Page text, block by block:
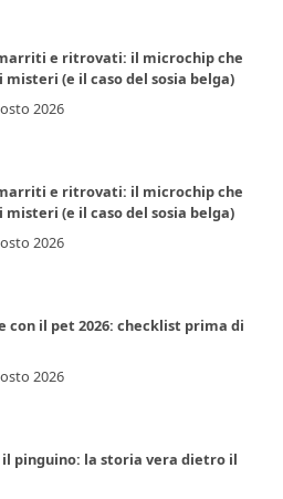
e ritrovati: il microchip che
misteri (e il caso del sosia belga)
2026
e ritrovati: il microchip che
misteri (e il caso del sosia belga)
2026
con il pet 2026: checklist prima di
2026
il pinguino: la storia vera dietro il